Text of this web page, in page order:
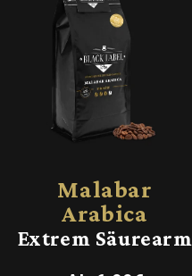
Malabar
Arabica
Extrem Säurearm